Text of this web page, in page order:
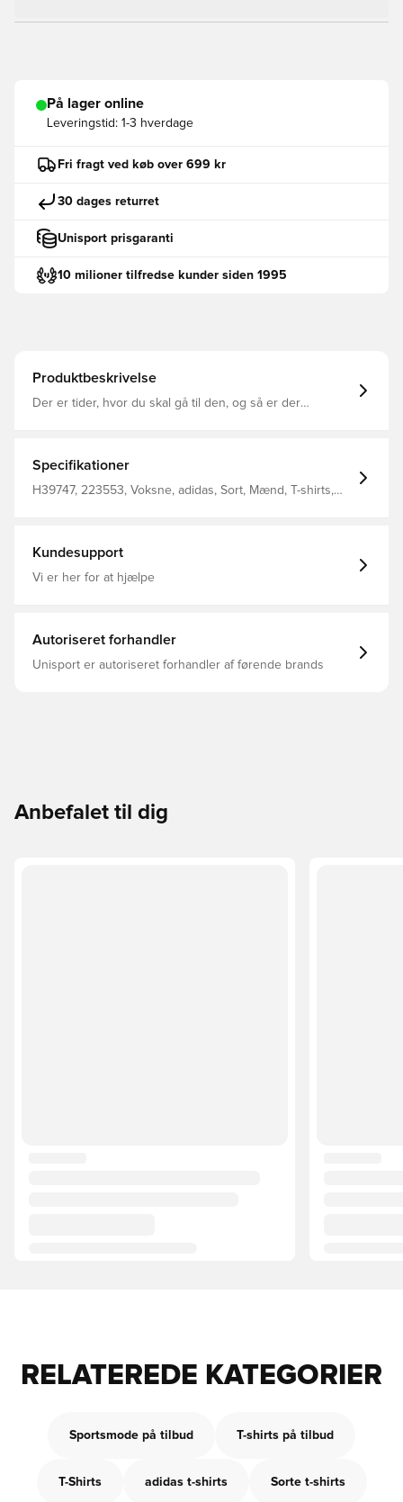
På lager online
Leveringstid: 1-3 hverdage
Fri fragt ved køb over 699 kr
30 dages returret
Unisport prisgaranti
10 milioner tilfredse kunder siden 1995
Produktbeskrivelse
Der er tider, hvor du skal gå til den, og så er der
hænger løst om kroppen med en afslappet pasform, der
giver total komfort. Dette produkt er lavet med
Primegreen, som er højtydende, genanvendte materialer.
Specifikationer
H39747, 223553, Voksne, adidas, Sort, Mænd, T-shirts,
Kundesupport
Vi er her for at hjælpe
Autoriseret forhandler
Unisport er autoriseret forhandler af førende brands
Anbefalet til dig
RELATEREDE KATEGORIER
Sportsmode på tilbud T-shirts på tilbud
T-Shirts adidas t-shirts Sorte t-shirts